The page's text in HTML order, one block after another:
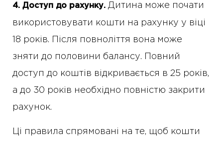
4. Доступ до рахунку. Дитина може почати
використовувати кошти на рахунку у віці
18 років. Після повноліття вона може
зняти до половини балансу. Повний
доступ до коштів відкривається в 25 років,
а до 30 років необхідно повністю закрити
рахунок.
Ці правила спрямовані на те, щоб кошти